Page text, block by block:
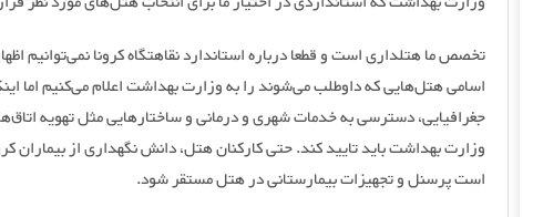
تخصص ما هتلداری است و قطعا درباره استاندارد نقاهتگاه کرونا نمی‌توانیم
اسامی هتل‌هایی که داوطلب می‌شوند را به وزارت بهداشت اعلام می‌کنیم اما
جغرافیایی، دسترسی به خدمات شهری و درمانی و ساختارهایی مثل تهویه
وزارت بهداشت باید تایید کند. حتی کارکنان هتل، دانش نگهداری از بیماران
است پرسنل و تجهیزات بیمارستانی در هتل مستقر شود.